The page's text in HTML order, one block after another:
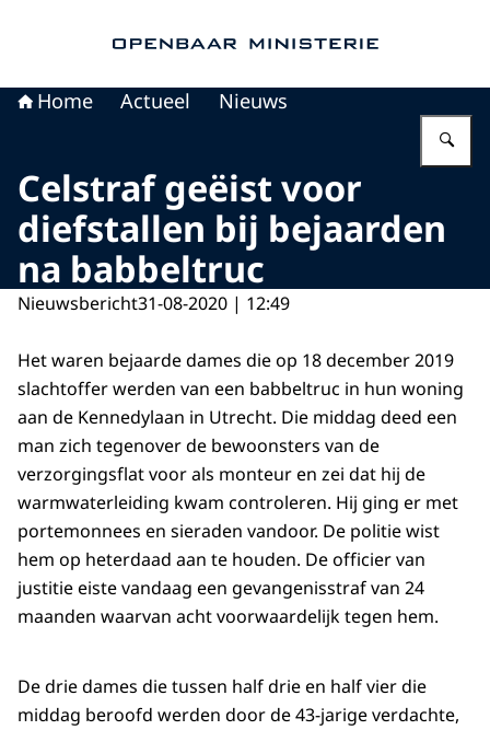
Home Actueel Nieuws
Celstraf geëist voor
diefstallen bij bejaarden
na babbeltruc
Nieuwsbericht31-08-2020 | 12:49
Het waren bejaarde dames die op 18 december 2019
slachtoffer werden van een babbeltruc in hun woning
aan de Kennedylaan in Utrecht. Die middag deed een
man zich tegenover de bewoonsters van de
verzorgingsflat voor als monteur en zei dat hij de
warmwaterleiding kwam controleren. Hij ging er met
portemonnees en sieraden vandoor. De politie wist
hem op heterdaad aan te houden. De officier van
justitie eiste vandaag een gevangenisstraf van 24
maanden waarvan acht voorwaardelijk tegen hem.
De drie dames die tussen half drie en half vier die
middag beroofd werden door de 43-jarige verdachte,